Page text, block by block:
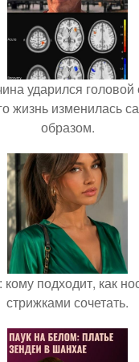
ударился
жизнь изменилась
образом.
подходит, как
стрижками сочетать.